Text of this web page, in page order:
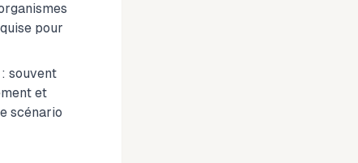
pour
souvent
et
scénario